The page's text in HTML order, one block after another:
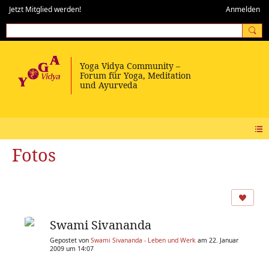
Jetzt Mitglied werden! Anmelden
Fotos
Swami Sivananda
Gepostet von Swami Sivananda - Leben und Werk am 22. Januar
2009 um 14:07